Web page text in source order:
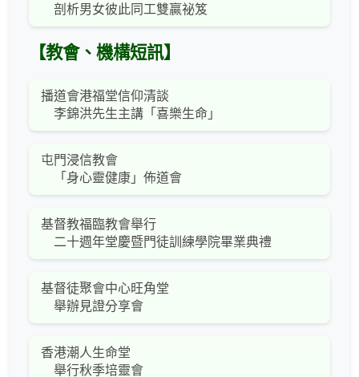
剖析男女彼此同工雙贏祕笈
【教會、機構短訊】
播道會港福堂信仰清談
李錦洪先生主講「喜樂生命」
屯門浸信教會
「身心靈健康」佈道會
基督教福臨教會舉行
二十週年堂慶暨門徒訓練學院畢業典禮
基督徒聚會中心旺角堂
舉辦見證分享會
香港潮人生命堂
舉行秋季培靈會